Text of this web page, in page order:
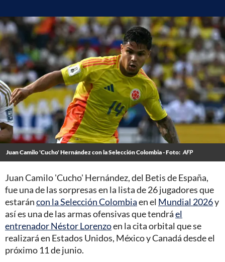
Juan Camilo 'Cucho' Hernández con la Selección Colombia - Foto: AFP
Juan Camilo 'Cucho' Hernández, del Betis de España,
fue una de las sorpresas en la lista de 26 jugadores que
estaráncon la Selección Colombiaen el Mundial 2026y
así es una de las armas ofensivas que tendráel
entrenador Néstor Lorenzoen la cita orbital que se
realizará en Estados Unidos, México y Canadá desde el
próximo 11 de junio.